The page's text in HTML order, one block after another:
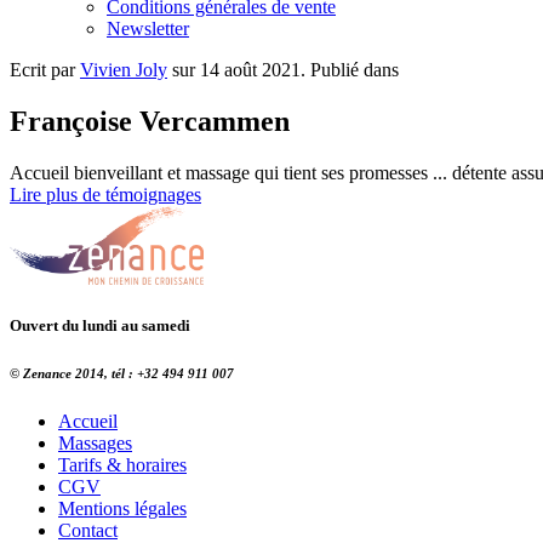
Conditions générales de vente
Newsletter
Ecrit parVivien Joly sur 14 août 2021 . Publié dans
Françoise Vercammen
Accueil bienveillant et massage qui tient ses promesses ... détente
Lire plus de témoignages
Ouvert du lundi au samedi
© Zenance 2014, tél : +32 494 911 007
Accueil
Massages
Tarifs & horaires
CGV
Mentions légales
Contact